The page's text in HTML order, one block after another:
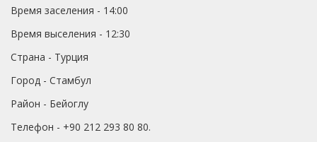
Время заселения - 14:00
Время выселения - 12:30
Страна - Турция
Город - Стамбул
Район - Бейоглу
Телефон - +90 212 293 80 80.